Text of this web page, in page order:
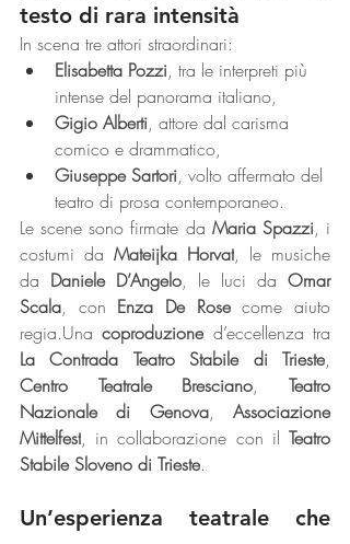
testo di rara intensità
In scena tre attori straordinari:
Elisabetta Pozzi, tra le interpreti più
intense del panorama italiano,
Gigio Alberti, attore dal carisma
comico e drammatico,
Giuseppe Sartori, volto affermato del
teatro di prosa contemporaneo.
Le scene sono firmate da Maria Spazzi, i
costumi da Mateijka Horvat, le musiche
da Daniele D’Angelo, le luci da Omar
Scala, con Enza De Rose come aiuto
regia.Una coproduzione
La Contrada Teatro Stabile di Trieste
Centro Teatrale Bresciano, Teatro
Nazionale di Genova, Associazione
Mittelfest, in collaborazione con il Teatro
Stabile Sloveno di Trieste.
Un’esperienza teatrale che